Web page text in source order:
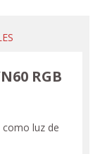
RGB
luz de